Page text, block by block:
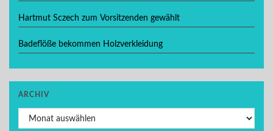
Hartmut Sczech zum Vorsitzenden gewählt
Badeflöße bekommen Holzverkleidung
ARCHIV
Archiv